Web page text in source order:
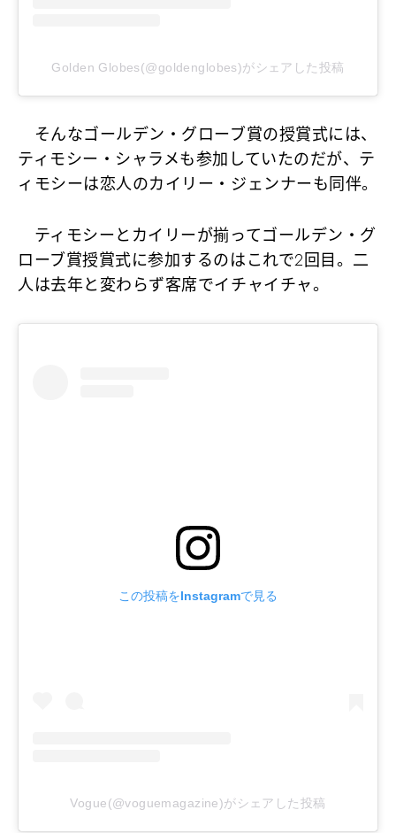
Golden Globes(@goldenglobes)がシェアした投稿
そんなゴールデン・グローブ賞の授賞式には、
ティモシー・シャラメも参加していたのだが、テ
ィモシーは恋人のカイリー・ジェンナーも同伴。
ティモシーとカイリーが揃ってゴールデン・グ
ローブ賞授賞式に参加するのはこれで2回目。二
人は去年と変わらず客席でイチャイチャ。
この投稿をInstagramで見る
Vogue(@voguemagazine)がシェアした投稿